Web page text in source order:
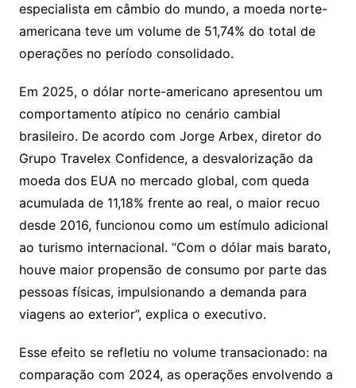
especialista em câmbio do mundo, a moeda norte-
americana teve um volume de 51,74% do total de
operações no período consolidado.
Em 2025, o dólar norte-americano apresentou um
comportamento atípico no cenário cambial
brasileiro. De acordo com Jorge Arbex, diretor do
Grupo Travelex Confidence, a desvalorização da
moeda dos EUA no mercado global, com queda
acumulada de 11,18% frente ao real, o maior recuo
desde 2016, funcionou como um estímulo adicional
ao turismo internacional. “Com o dólar mais barato,
houve maior propensão de consumo por parte das
pessoas físicas, impulsionando a demanda para
viagens ao exterior”, explica o executivo.
Esse efeito se refletiu no volume transacionado: na
comparação com 2024, as operações envolvendo a